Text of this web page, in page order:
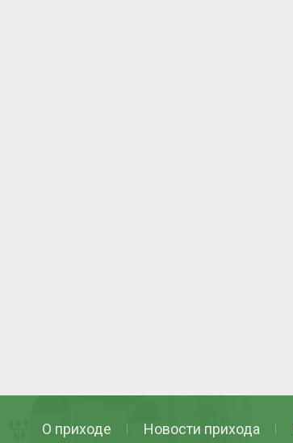
О приходе Новости прихода